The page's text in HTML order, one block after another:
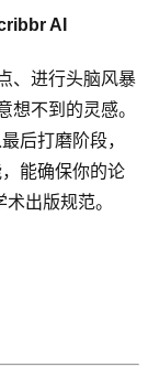
AI
、进行头脑风暴
想不到的灵感。
后打磨阶段，
能确保你的论
出版规范。